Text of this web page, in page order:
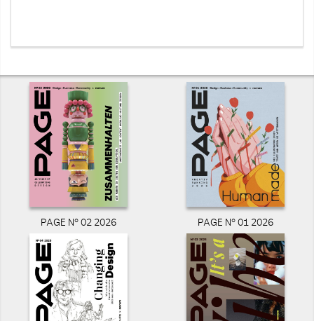
PAGE N° 02 2026 PAGE N° 01 2026